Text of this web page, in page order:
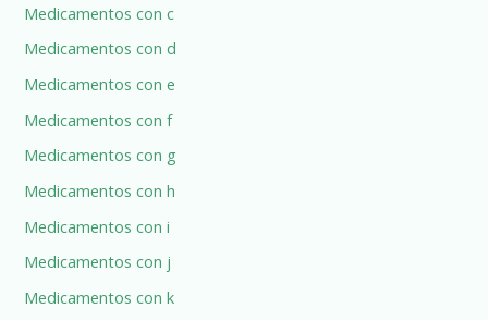
Medicamentos con c
Medicamentos con d
Medicamentos con e
Medicamentos con f
Medicamentos con g
Medicamentos con h
Medicamentos con i
Medicamentos con j
Medicamentos con k